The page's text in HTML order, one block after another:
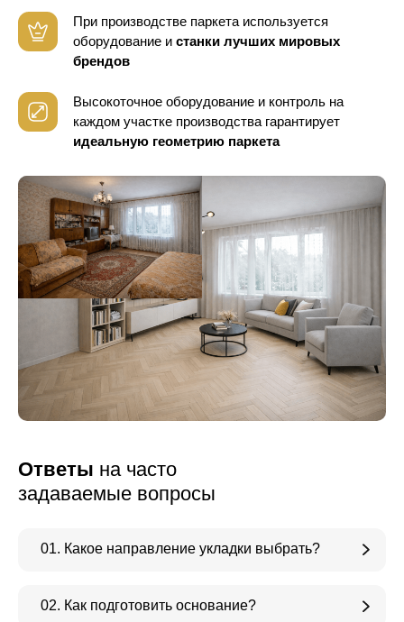
При производстве паркета используется
оборудование и станки лучших мировых
брендов
Высокоточное оборудование и контроль на
каждом участке производства гарантирует
идеальную геометрию паркета
Ответы на часто
задаваемые вопросы
01. Какое направление укладки выбрать?
02. Как подготовить основание?